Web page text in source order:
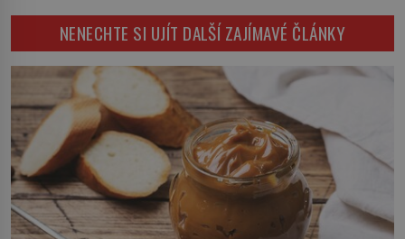
potácí zcela zmatený 14letý
Konerak Sinthasomphone. Když ho
zastaví policejní hlídka, ochable jí
nadiktuje adresu „jeho kamaráda“.
Strážníci ho dopraví zpět do
udaného bytu. Oním „kamarádem“
je ovšem jeden z nejslavnějších
vrahů, Jeffrey Dahmer (1960–1994).
Je 27. května 1991. […]
NENECHTE SI UJÍT DALŠÍ ZAJÍMAVÉ ČLÁNKY